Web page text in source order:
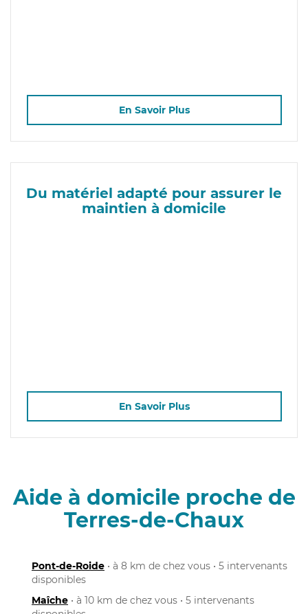
En Savoir Plus
Du matériel adapté pour assurer le
maintien à domicile
En Savoir Plus
Aide à domicile proche de
Terres-de-Chaux
Pont-de-Roide • à 8 km de chez vous • 5 intervenants
disponibles
Maîche • à 10 km de chez vous • 5 intervenants